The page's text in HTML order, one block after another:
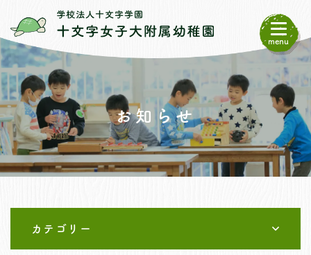
menu
お知らせ
カテゴリー